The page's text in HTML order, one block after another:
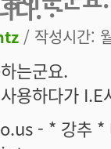
다. :-
/ 작성시간:
는군요.
용하다가
- * 강추 *